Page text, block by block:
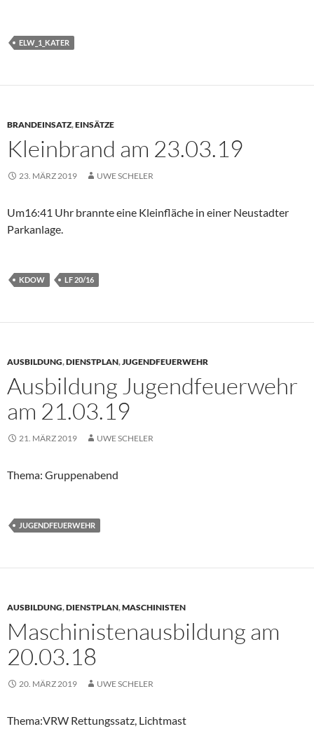
ELW_1_KATER
BRANDEINSATZ,EINSÄTZE
Kleinbrand am 23.03.19
23. MÄRZ 2019 UWE SCHELER
Um16:41 Uhr brannte eine Kleinfläche in einer Neustadter
Parkanlage.
KDOW LF 20/16
AUSBILDUNG,DIENSTPLAN,JUGENDFEUERWEHR
Ausbildung Jugendfeuerwehr
am 21.03.19
21. MÄRZ 2019 UWE SCHELER
Thema: Gruppenabend
JUGENDFEUERWEHR
AUSBILDUNG,DIENSTPLAN,MASCHINISTEN
Maschinistenausbildung am
20.03.18
20. MÄRZ 2019 UWE SCHELER
Thema:VRW Rettungssatz, Lichtmast